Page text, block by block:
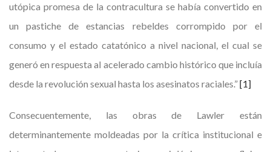
utópica promesa de la contracultura se había convertido en
un pastiche de estancias rebeldes corrompido por el
consumo y el estado catatónico a nivel nacional, el cual se
generó en respuesta al acelerado cambio histórico que incluía
desde la revolución sexual hasta los asesinatos raciales.”[1]
Consecuentemente, las obras de Lawler están
determinantemente moldeadas por la crítica institucional e